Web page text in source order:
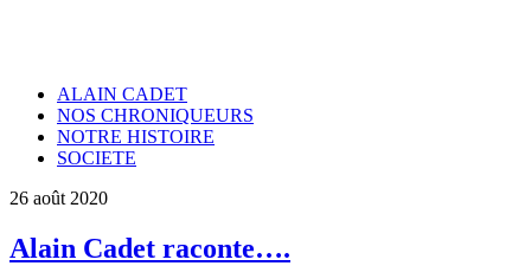
ALAIN CADET
NOS CHRONIQUEURS
NOTRE HISTOIRE
SOCIETE
26 août 2020
Alain Cadet raconte….